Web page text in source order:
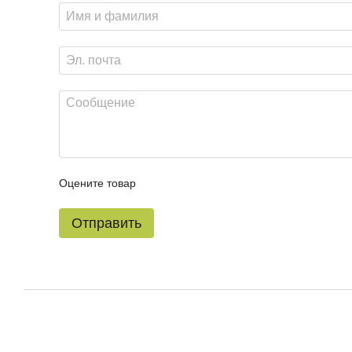
Оцените товар
Отправить